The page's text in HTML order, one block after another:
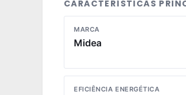
CARACTERÍSTICAS
MARCA
Midea
EFICIÊNCIA ENERGÉTICA